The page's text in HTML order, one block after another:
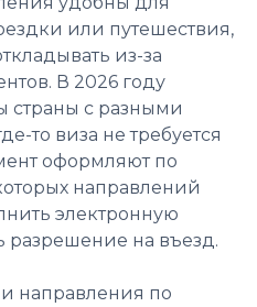
или путешествия,
из-за
В 2026 году
страны с разными
то виза не требуется
оформляют по
направлений
электронную
разрешение на въезд.
направления по